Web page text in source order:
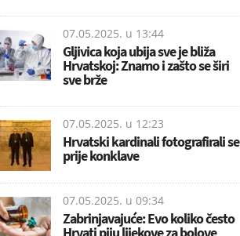
07.05.2025. u 13:44
Gljivica koja ubija sve je bliža
Hrvatskoj: Znamo i zašto se širi
sve brže
07.05.2025. u 12:23
Hrvatski kardinali fotografirali se
prije konklave
07.05.2025. u 09:34
Zabrinjavajuće: Evo koliko često